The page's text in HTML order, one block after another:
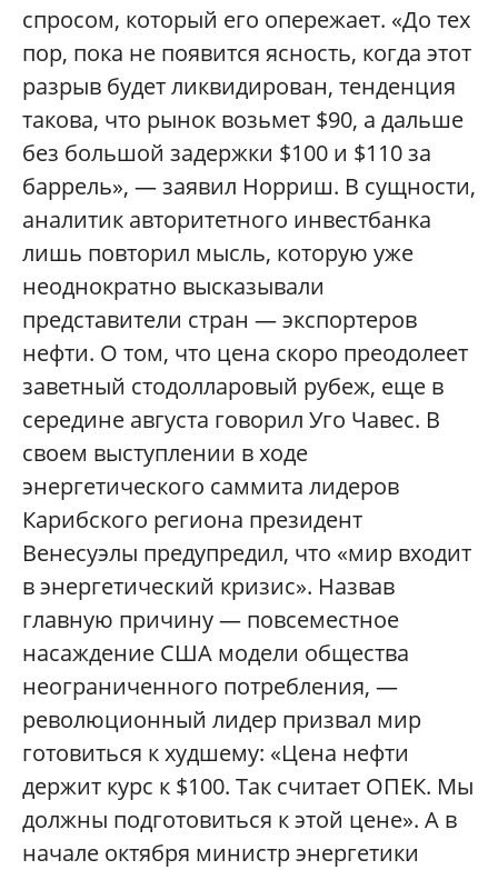
спросом, который его опережает. «До тех
пор, пока не появится ясность, когда этот
разрыв будет ликвидирован, тенденция
такова, что рынок возьмет $90, а дальше
без большой задержки $100 и $110 за
баррель», — заявил Норриш. В сущности,
аналитик авторитетного инвестбанка
лишь повторил мысль, которую уже
неоднократно высказывали
представители стран — экспортеров
нефти. О том, что цена скоро преодолеет
заветный стодолларовый рубеж, еще в
середине августа говорил Уго Чавес. В
своем выступлении в ходе
энергетического саммита лидеров
Карибского региона президент
Венесуэлы предупредил, что «мир входит
в энергетический кризис». Назвав
главную причину — повсеместное
насаждение США модели общества
неограниченного потребления, —
революционный лидер призвал мир
готовиться к худшему: «Цена нефти
держит курс к $100. Так считает ОПЕК. Мы
должны подготовиться к этой цене». А в
начале октября министр энергетики